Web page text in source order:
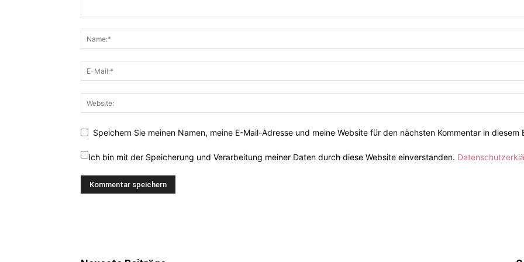
Speichern Sie meinen Namen, meine E-Mail-Adresse und meine Website für den nächsten Kommentar in diesem
Ich bin mit der Speicherung und Verarbeitung meiner Daten durch diese Website einverstanden.